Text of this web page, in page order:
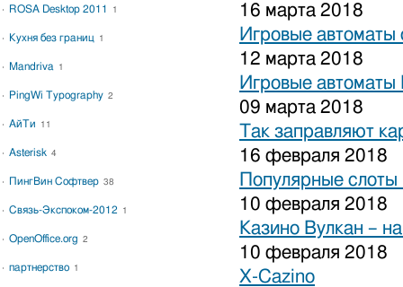
16 марта 2018
Игровые автоматы
12 марта 2018
Игровые автоматы
09 марта 2018
Так заправляют
16 февраля 2018
Популярные слоты
10 февраля 2018
Казино Вулкан –
10 февраля 2018
X-Cazino
ROSA Desktop 2011 1
Кухня без границ 1
Mandriva 1
PingWi Typography 2
АйТи 11
Asterisk 4
ПингВин Софтвер 38
Связь-Экспоком-2012 1
OpenOffice.org 2
партнерство 1